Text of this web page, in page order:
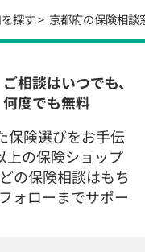
探す 京都府の保険相談
ご相談はいつでも、
何度でも無料
保険選びをお手伝
上の保険ショップ
の保険相談はもち
ォローまでサポー